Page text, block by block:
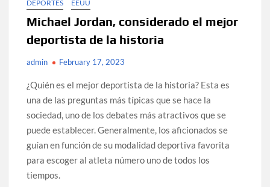
DEPORTES EEUU
Michael Jordan, considerado el mejor
deportista de la historia
admin February 17, 2023
¿Quién es el mejor deportista de la historia? Esta es
una de las preguntas más típicas que se hace la
sociedad, uno de los debates más atractivos que se
puede establecer. Generalmente, los aficionados se
guían en función de su modalidad deportiva favorita
para escoger al atleta número uno de todos los
tiempos.